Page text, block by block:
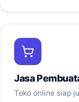
Jasa
Toko online siap